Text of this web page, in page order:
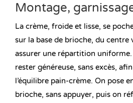
Montage,
La crème, froide et lisse, se
sur la base de brioche, du centre
assurer une répartition uniforme.
rester généreuse, sans excès,
l’équilibre pain-crème. On pose
brioche, sans appuyer, puis on